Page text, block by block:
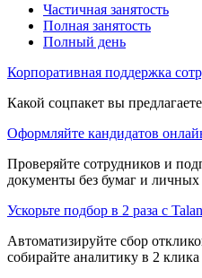
Частичная занятость
Полная занятость
Полный день
Корпоративная поддержка
Какой соцпакет вы
Оформляйте кандидатов
Проверяйте сотрудников и
документы без бумаг и личных
Ускорьте подбор в 2 раза с
Автоматизируйте сбор
собирайте аналитику в 2 клика